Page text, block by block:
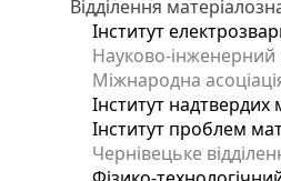
Відділення
Інститут
Науково-
Міжнародна
Інститут надтвердих
Інститут проблем
Чернівецьке